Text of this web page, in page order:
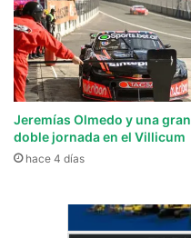
Jeremías Olmedo y una gran
doble jornada en el Villicum
hace 4 días